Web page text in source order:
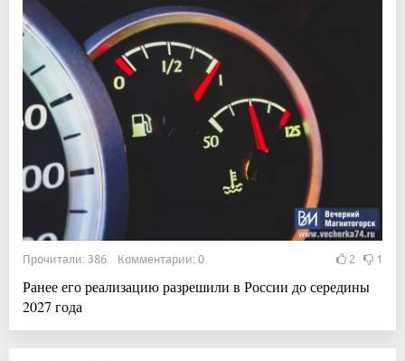
Прочитали: 386 Комментарии: 0 2 1
Ранее его реализацию разрешили в России до середины
2027 года